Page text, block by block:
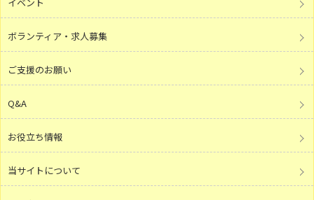
ボランティア・求人募集
ご支援のお願い
Q&A
お役立ち情報
当サイトについて